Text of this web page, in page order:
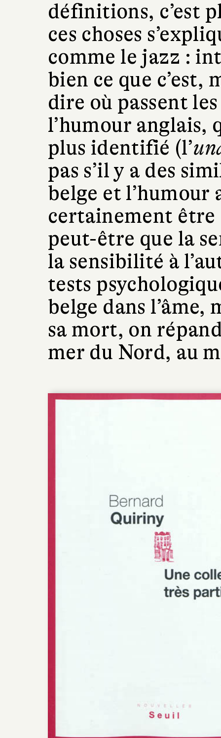
définitions, c’est
ces choses
comme le jazz :
bien ce que c’est,
dire où passent
l’humour anglais,
plus identifié (l’
pas s’il y a des
belge et l’humour
certainement être
peut-être que la
la sensibilité à
tests
belge dans l’âme,
sa mort, on
mer du Nord, au